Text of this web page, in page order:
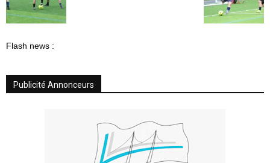
Flash news :
Publicité Annonceurs